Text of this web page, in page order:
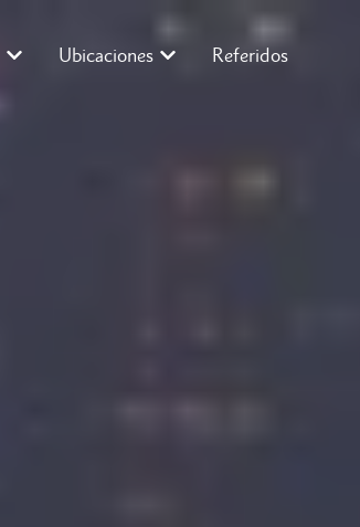
Ubicaciones Referidos